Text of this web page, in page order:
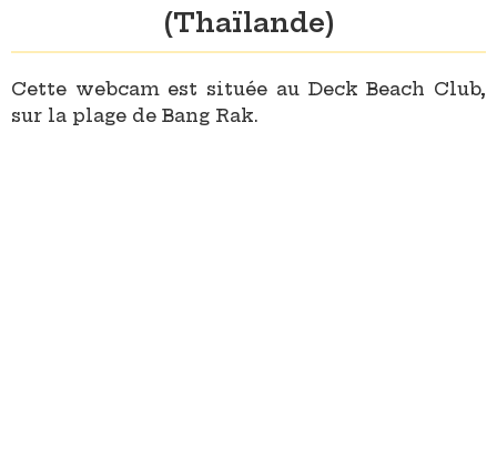
DESTINATIONS(Thaïlande)
Cette webcam est située au Deck Beach Club,
sur la plage de Bang Rak.